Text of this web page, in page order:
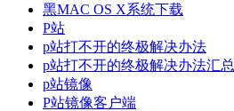
黑MAC OS X系统下载
P站
p站打不开的终极解决办法
p站打不开的终极解决办法汇总
p站镜像
P站镜像客户端